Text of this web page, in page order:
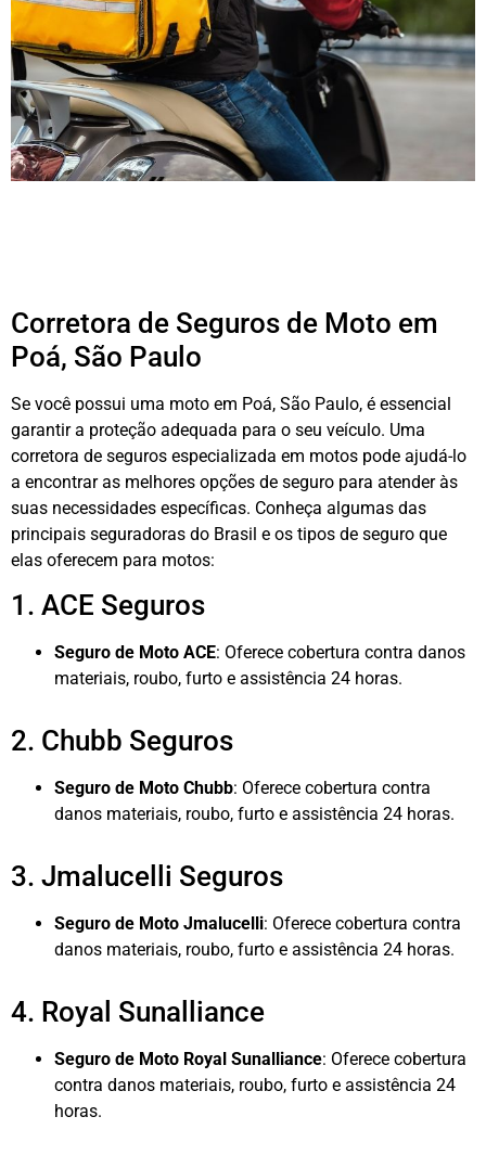
Corretora de Seguros de Moto em
Poá, São Paulo
Se você possui uma moto em Poá, São Paulo, é essencial
garantir a proteção adequada para o seu veículo. Uma
corretora de seguros especializada em motos pode ajudá-lo
a encontrar as melhores opções de seguro para atender às
suas necessidades específicas. Conheça algumas das
principais seguradoras do Brasil e os tipos de seguro que
elas oferecem para motos:
1. ACE Seguros
Seguro de Moto ACE: Oferece cobertura contra danos
materiais, roubo, furto e assistência 24 horas.
2. Chubb Seguros
Seguro de Moto Chubb: Oferece cobertura contra
danos materiais, roubo, furto e assistência 24 horas.
3. Jmalucelli Seguros
Seguro de Moto Jmalucelli: Oferece cobertura contra
danos materiais, roubo, furto e assistência 24 horas.
4. Royal Sunalliance
Seguro de Moto Royal Sunalliance: Oferece cobertura
contra danos materiais, roubo, furto e assistência 24
horas.